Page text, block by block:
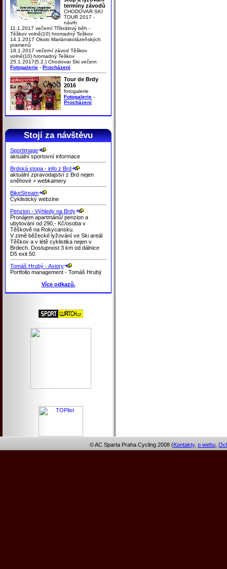
termíny závodů
CHODOVAR SKI
TOUR 2017 -
návrh
11.1.2017 večerní Tříkrálový běh -
Těškov volně(10) hromadný Teškov
14.1.2017 Okolo Mariánskolázeňských
pramenů
18.1.2017 večerní závod Těškov
volně(10) hromadný Teškov
25.1.2017(5.2.) Chodovar Ski večern
Fotogalerie - Procházení
Tour de Brdy
2016
fotogalerie
Fotogalerie -
Procházení
Stojí za návštěvu
Sportimage
aktuální sportovní informace
Brdská stopa - info z Brd
aktuální zpravodajství z Brd nejen
sněhové + webkamery
BikeStream
Cyklistický webzine
Penzion - Výhledy na Brdy
Pronájem apartmánů/ penzion a
ubytování od 290,- Kč/osoba v
Těškově na Rokycansku.
V zimě běžecké lyžování ve Ski areál
Těškov a v létě cyklistika nejen v
Brdech. Dostupnost 3 km od dálnice
D5 exit 50.
Tomáš Hrubý - Axiory
Portfolio management - Tomáš Hrubý
Více odkazů.
© AC Sparta Praha Cycling 2008 (Kontakty, o webu